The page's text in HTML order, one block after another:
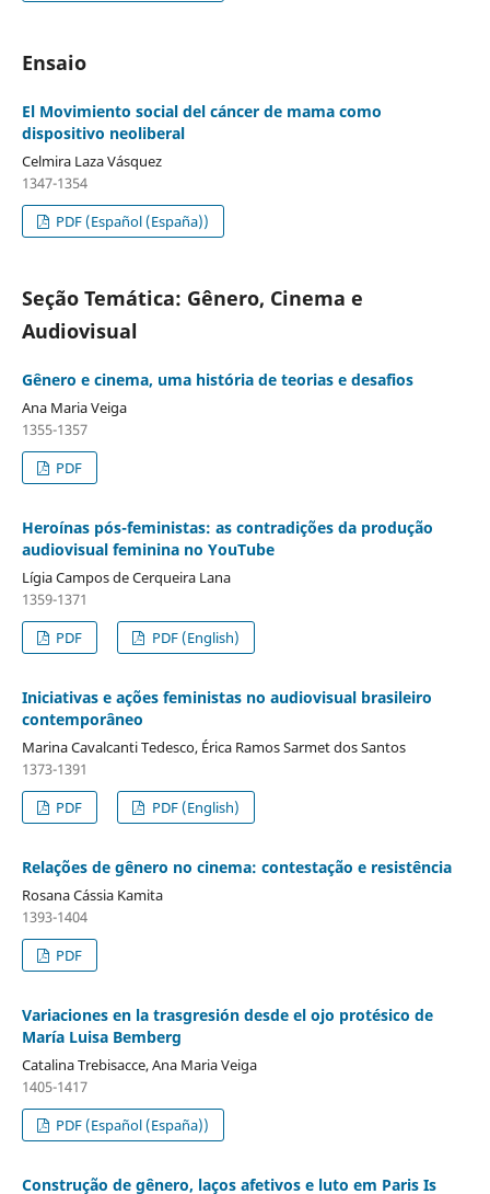
Ensaio
El Movimiento social del cáncer de mama como
dispositivo neoliberal
Celmira Laza Vásquez
1347-1354
PDF (Español (España))
Seção Temática: Gênero, Cinema e
Audiovisual
Gênero e cinema, uma história de teorias e desafios
Ana Maria Veiga
1355-1357
PDF
Heroínas pós-feministas: as contradições da produção
audiovisual feminina no YouTube
Lígia Campos de Cerqueira Lana
1359-1371
PDF
PDF (English)
Iniciativas e ações feministas no audiovisual brasileiro
contemporâneo
Marina Cavalcanti Tedesco, Érica Ramos Sarmet dos Santos
1373-1391
PDF
PDF (English)
Relações de gênero no cinema: contestação e resistência
Rosana Cássia Kamita
1393-1404
PDF
Variaciones en la trasgresión desde el ojo protésico de
María Luisa Bemberg
Catalina Trebisacce, Ana Maria Veiga
1405-1417
PDF (Español (España))
Construção de gênero, laços afetivos e luto em Paris Is